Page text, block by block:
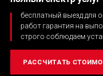
бесплатный выезд для
работ гарантия на
строго соблюдаем
РАССЧИТАТЬ